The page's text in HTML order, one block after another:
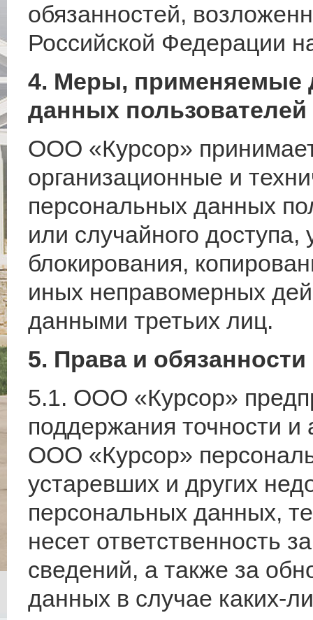
обязанностей,
Российской Федерации
4. Меры, применяемые
данных пользователей
ООО «Курсор»
организационные и
персональных данных
или случайного
блокирования,
иных неправомерных
данными третьих лиц.
5. Права и
5.1. ООО «Курсор»
поддержания точности
ООО «Курсор»
устаревших и других
персональных данных,
несет ответственность
сведений, а также за
данных в случае каких-